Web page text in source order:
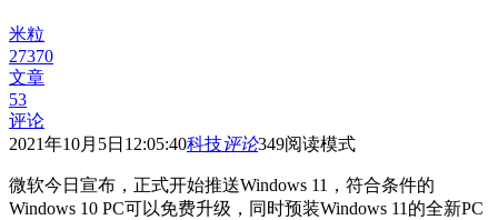
米粒
27370
文章
53
评论
2021年10月5日12:05:40科技评论349阅读模式
微软今日宣布，正式开始推送Windows 11，符合条件的
Windows 10 PC可以免费升级，同时预装Windows 11的全新PC